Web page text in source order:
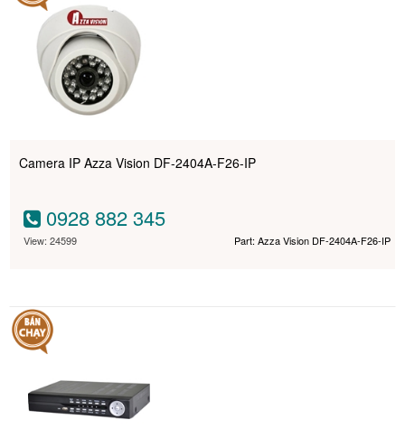
Camera IP Azza Vision DF-2404A-F26-IP
0928 882 345
View: 24599 Part: Azza Vision DF-2404A-F26-IP